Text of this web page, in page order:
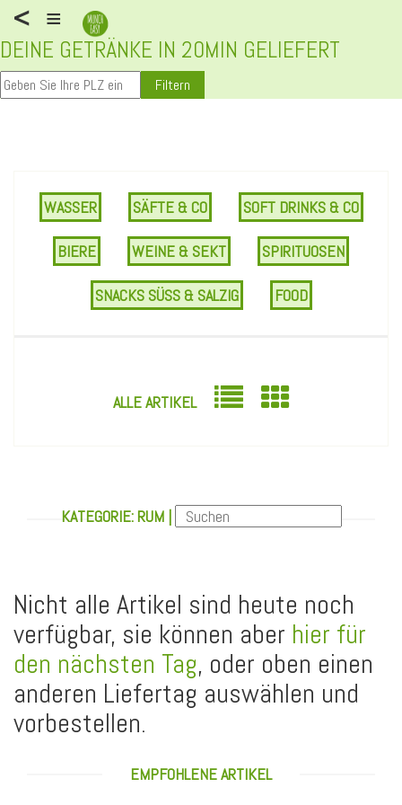
< ≡
DEINE GETRÄNKE IN 20MIN GELIEFERT
Filtern
WASSER SÄFTE & CO SOFT DRINKS & CO
BIERE WEINE & SEKT SPIRITUOSEN
SNACKS SÜSS & SALZIG FOOD
ALLE ARTIKEL
KATEGORIE: RUM |
Nicht alle Artikel sind heute noch
verfügbar, sie können aber hier für
den nächsten Tag, oder oben einen
anderen Liefertag auswählen und
vorbestellen.
EMPFOHLENE ARTIKEL